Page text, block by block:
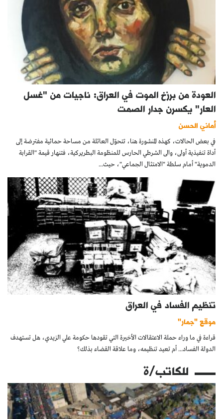
العودة من برزخ الموت في العراق: ناجيات من "غسل
العار" يكسرن جدار الصمت
أماني الحسن
في بعض الحالات، كهذه المنشورة هنا، تتحوّل العائلة من مساحة حمائية مفترضة إلى
أداة تنفيذية أولى، والى الشرطي الحارس للمنظومة البطريركية، فتنهار قيمة "القرابة
الدموية" أمام سلطة "الامتثال الجماعي"، حيث...
تنظيم الفساد في العراق
موقع "جمار"
قراءة في ما وراء حملة الاعتقالات الأخيرة التي تقودها حكومة علي الزيدي، هل تستهدف
الدولة الفساد... أم تعيد تنظيمه، وما علاقة القضاء بذلك؟
للكاتب/ة